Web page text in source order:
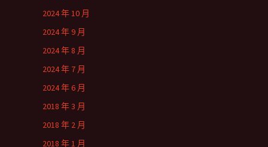
2024 年 10 月
2024 年 9 月
2024 年 8 月
2024 年 7 月
2024 年 6 月
2018 年 3 月
2018 年 2 月
2018 年 1 月